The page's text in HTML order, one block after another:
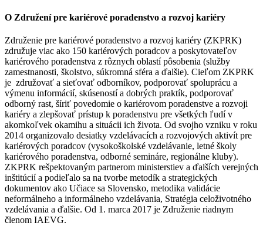
O Združení pre kariérové poradenstvo a rozvoj kariéry
Združenie pre kariérové poradenstvo a rozvoj kariéry (ZKPRK)
združuje viac ako 150 kariérových poradcov a poskytovateľov
kariérového poradenstva z rôznych oblastí pôsobenia (služby
zamestnanosti, školstvo, súkromná sféra a ďalšie). Cieľom ZKPRK
je združovať a sieťovať odborníkov, podporovať spoluprácu a
výmenu informácií, skúseností a dobrých praktík, podporovať
odborný rast, šíriť povedomie o kariérovom poradenstve a rozvoji
kariéry a zlepšovať prístup k poradenstvu pre všetkých ľudí v
akomkoľvek okamihu a situácii ich života. Od svojho vzniku v roku
2014 organizovalo desiatky vzdelávacích a rozvojových aktivít pre
kariérových poradcov (vysokoškolské vzdelávanie, letné školy
kariérového poradenstva, odborné semináre, regionálne kluby).
ZKPRK rešpektovaným partnerom ministerstiev a ďalších verejných
inštitúcií a podieľalo sa na tvorbe metodík a strategických
dokumentov ako Učiace sa Slovensko, metodika validácie
neformálneho a informálneho vzdelávania, Stratégia celoživotného
vzdelávania a ďalšie. Od 1. marca 2017 je Združenie riadnym
členom IAEVG.